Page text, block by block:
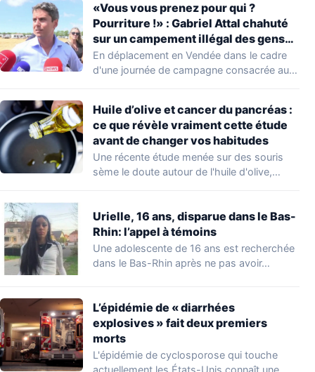
«Vous vous prenez pour qui ?
Pourriture !» : Gabriel Attal chahuté
sur un campement illégal des gens
du voyage
En déplacement en Vendée dans le cadre
d'une journée de campagne consacrée aux
Huile d’olive et cancer du pancréas :
ce que révèle vraiment cette étude
avant de changer vos habitudes
Une récente étude menée sur des souris
sème le doute autour de l'huile d'olive,…
Urielle, 16 ans, disparue dans le Bas-
Rhin: l’appel à témoins
Une adolescente de 16 ans est recherchée
dans le Bas-Rhin après ne pas avoir…
L’épidémie de « diarrhées
explosives » fait deux premiers
morts
L'épidémie de cyclosporose qui touche